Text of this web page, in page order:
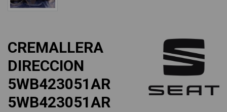
CREMALLERA
DIRECCION
5WB423051AR
5WB423051AR